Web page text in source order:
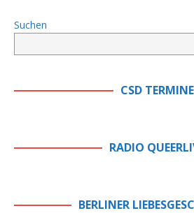
Suchen
CSD TERMINE
RADIO
BERLINER